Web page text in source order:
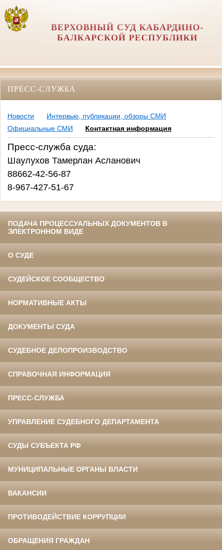
ВЕРХОВНЫЙ СУД КАБАРДИНО-
БАЛКАРСКОЙ РЕСПУБЛИКИ
ПРЕСС-СЛУЖБА
Новости
Интервью, публикации, обзоры СМИ
Официальные СМИ
Контактная информация
Пресс-служба суда:
Шаулухов Тамерлан Асланович
88662-42-56-87
8-967-427-51-67
ПОДАЧА ПРОЦЕССУАЛЬНЫХ ДОКУМЕНТОВ В
ЭЛЕКТРОННОМ ВИДЕ
О СУДЕ
СУДЕЙСКОЕ СООБЩЕСТВО
НОРМАТИВНЫЕ АКТЫ
ДОКУМЕНТЫ СУДА
СУДЕБНОЕ ДЕЛОПРОИЗВОДСТВО
СПРАВОЧНАЯ ИНФОРМАЦИЯ
ПРЕСС-СЛУЖБА
УПРАВЛЕНИЕ СУДЕБНОГО ДЕПАРТАМЕНТА
СУДЫ СУБЪЕКТА РФ
МУНИЦИПАЛЬНЫЕ ОРГАНЫ ВЛАСТИ
ВАКАНСИИ
ПРОТИВОДЕЙСТВИЕ КОРРУПЦИИ
ОБРАЩЕНИЯ ГРАЖДАН